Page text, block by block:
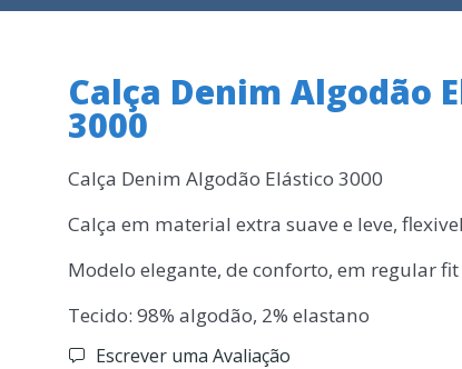
Calça Denim Algodão
3000
Calça Denim Algodão Elástico 3000
Calça em material extra suave e leve,
Modelo elegante, de conforto, em regular fit
Tecido: 98% algodão, 2% elastano
Escrever uma Avaliação